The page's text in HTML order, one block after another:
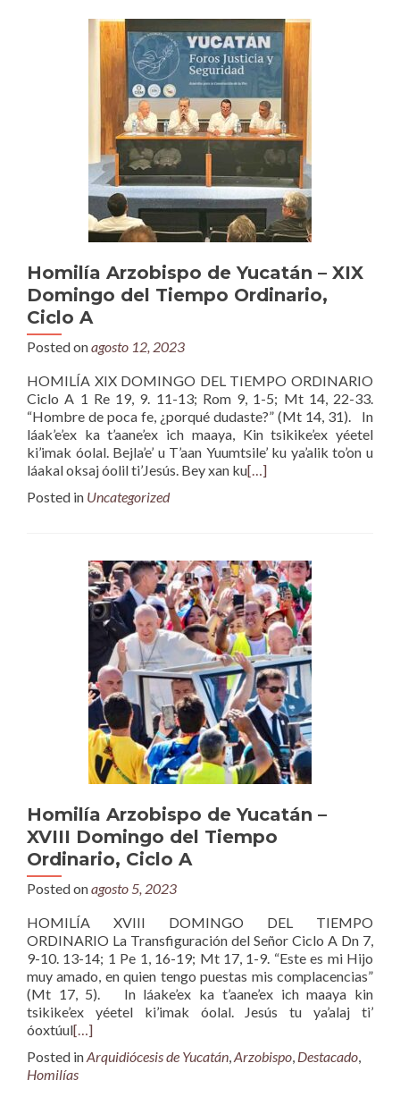
Homilía Arzobispo de Yucatán – XIX
Domingo del Tiempo Ordinario,
Ciclo A
Posted onagosto 12, 2023
HOMILÍA XIX DOMINGO DEL TIEMPO ORDINARIO
Ciclo A 1 Re 19, 9. 11-13; Rom 9, 1-5; Mt 14, 22-33.
“Hombre de poca fe, ¿porqué dudaste?” (Mt 14, 31). In
láak’e’ex ka t’aane’ex ich maaya, Kin tsikike’ex yéetel
ki’imak óolal. Bejla’e’ u T’aan Yuumtsile’ ku ya’alik to’on u
láakal oksaj óolil ti’Jesús. Bey xan ku[…]
Posted in Uncategorized
Homilía Arzobispo de Yucatán –
XVIII Domingo del Tiempo
Ordinario, Ciclo A
Posted onagosto 5, 2023
HOMILÍA XVIII DOMINGO DEL TIEMPO
ORDINARIO La Transfiguración del Señor Ciclo A Dn 7,
9-10. 13-14; 1 Pe 1, 16-19; Mt 17, 1-9. “Este es mi Hijo
muy amado, en quien tengo puestas mis complacencias”
(Mt 17, 5). In láake’ex ka t’aane’ex ich maaya kin
tsikike’ex yéetel ki’imak óolal. Jesús tu ya’alaj ti’
óoxtúul[…]
Posted inArquidiócesis de Yucatán,Arzobispo, Destacado,
Homilías